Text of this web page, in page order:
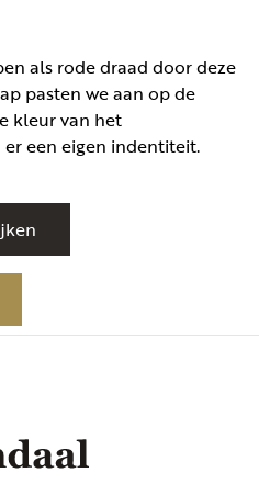
als rode draad door deze
pasten we aan op de
kleur van het
een eigen indentiteit.